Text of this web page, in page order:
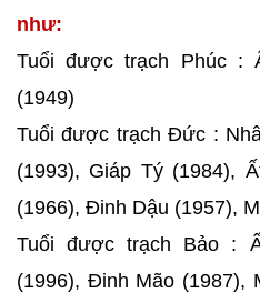
như:
Tuổi được trạch Phúc :
(1949)
Tuổi được trạch Đức :
(1993), Giáp Tý (1984),
(1966), Đinh Dậu (1957),
Tuổi được trạch Bảo :
(1996), Đinh Mão (1987),